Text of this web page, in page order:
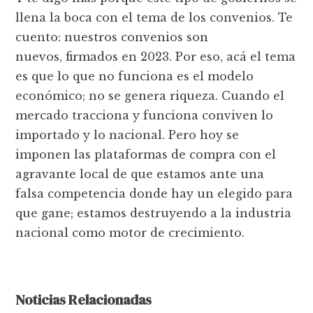
llena la boca con el tema de los convenios. Te
cuento: nuestros convenios son
nuevos, firmados en 2023. Por eso, acá el tema
es que lo que no funciona es el modelo
económico; no se genera riqueza. Cuando el
mercado tracciona y funciona conviven lo
importado y lo nacional. Pero hoy se
imponen las plataformas de compra con el
agravante local de que estamos ante una
falsa competencia donde hay un elegido para
que gane; estamos destruyendo a la industria
nacional como motor de crecimiento.
Noticias Relacionadas